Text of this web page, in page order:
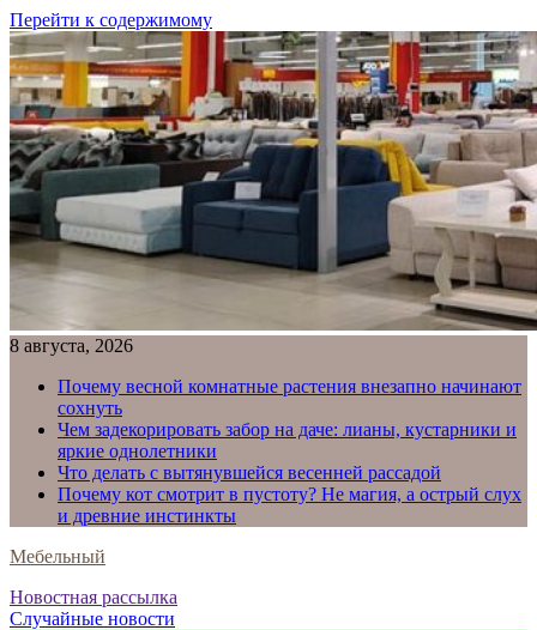
Перейти к содержимому
8 августа, 2026
Почему весной комнатные растения внезапно начинают
сохнуть
Чем задекорировать забор на даче: лианы, кустарники и
яркие однолетники
Что делать с вытянувшейся весенней рассадой
Почему кот смотрит в пустоту? Не магия, а острый слух
и древние инстинкты
Мебельный
Новостная рассылка
Случайные новости